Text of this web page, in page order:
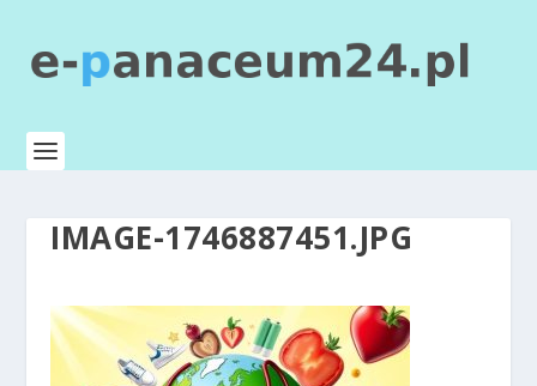
IMAGE-1746887451.JPG